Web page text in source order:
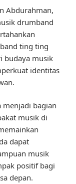
Abdurahman,
drumband
ting ting
budaya musik
identitas
bagian
musik di
dapat
musik
positif bagi
depan.